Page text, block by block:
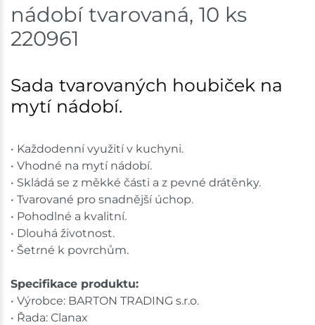
Velké Meziříčí
Bystřice 8 bal
Mohelnice
Skladem na prodejně - doručení do 7 dnů
Nové Město
Skladem na prodejně - doručení do 7 dnů
Skladové množství na prodejnách je pouze orientační.
Ceny na prodejnách se mohou lišit od cen na e-
shopu.
nádobí tvarovaná, 10 ks
220961
Sada tvarovaných houbiček na
mytí nádobí.
• Každodenní využití v kuchyni.
• Vhodné na mytí nádobí.
• Skládá se z měkké části a z pevné drátěnky.
• Tvarované pro snadnější úchop.
• Pohodlné a kvalitní.
• Dlouhá životnost.
• Šetrné k povrchům.
Specifikace produktu:
• Výrobce: BARTON TRADING s.r.o.
• Řada: Clanax